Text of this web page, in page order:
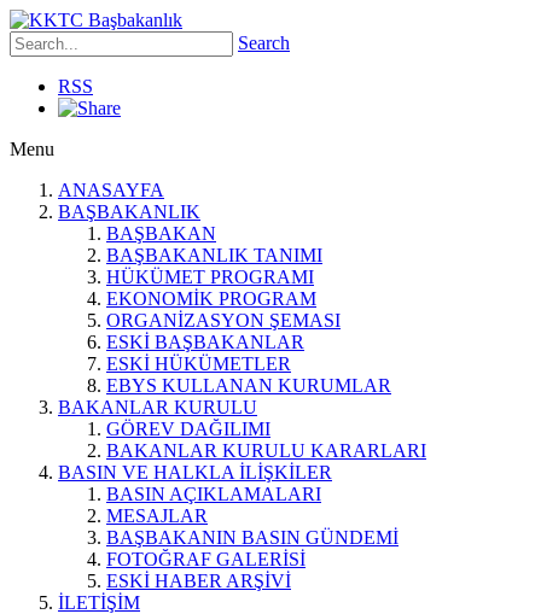
Search
RSS
Menu
ANASAYFA
BAŞBAKANLIK
BAŞBAKAN
BAŞBAKANLIK TANIMI
HÜKÜMET PROGRAMI
EKONOMİK PROGRAM
ORGANİZASYON ŞEMASI
ESKİ BAŞBAKANLAR
ESKİ HÜKÜMETLER
EBYS KULLANAN KURUMLAR
BAKANLAR KURULU
GÖREV DAĞILIMI
BAKANLAR KURULU KARARLARI
BASIN VE HALKLA İLİŞKİLER
BASIN AÇIKLAMALARI
MESAJLAR
BAŞBAKANIN BASIN GÜNDEMİ
FOTOĞRAF GALERİSİ
ESKİ HABER ARŞİVİ
İLETİŞİM